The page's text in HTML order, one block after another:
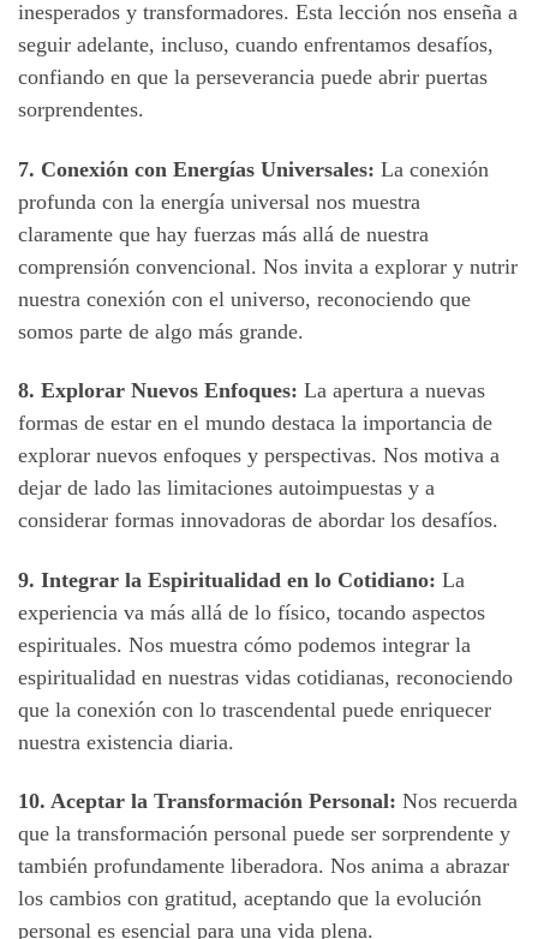
inesperados y transformadores. Esta lección nos enseña a
seguir adelante, incluso, cuando enfrentamos desafíos,
confiando en que la perseverancia puede abrir puertas
sorprendentes.
7. Conexión con Energías Universales: La conexión
profunda con la energía universal nos muestra
claramente que hay fuerzas más allá de nuestra
comprensión convencional. Nos invita a explorar y nutrir
nuestra conexión con el universo, reconociendo que
somos parte de algo más grande.
8. Explorar Nuevos Enfoques: La apertura a nuevas
formas de estar en el mundo destaca la importancia de
explorar nuevos enfoques y perspectivas. Nos motiva a
dejar de lado las limitaciones autoimpuestas y a
considerar formas innovadoras de abordar los desafíos.
9. Integrar la Espiritualidad en lo Cotidiano: La
experiencia va más allá de lo físico, tocando aspectos
espirituales. Nos muestra cómo podemos integrar la
espiritualidad en nuestras vidas cotidianas, reconociendo
que la conexión con lo trascendental puede enriquecer
nuestra existencia diaria.
10. Aceptar la Transformación Personal: Nos recuerda
que la transformación personal puede ser sorprendente y
también profundamente liberadora. Nos anima a abrazar
los cambios con gratitud, aceptando que la evolución
personal es esencial para una vida plena.